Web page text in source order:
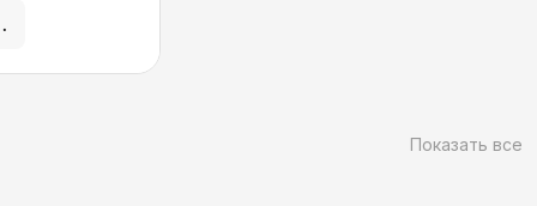
Показать все